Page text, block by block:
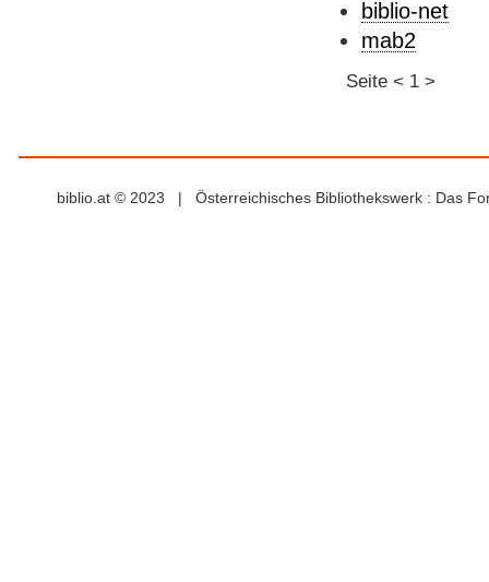
biblio-net
mab2
Seite < 1 >
biblio.at © 2023 | Österreichisches Bibliothekswerk : Das